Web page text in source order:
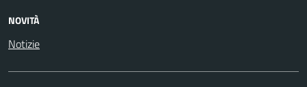
NOVITÀ
Notizie